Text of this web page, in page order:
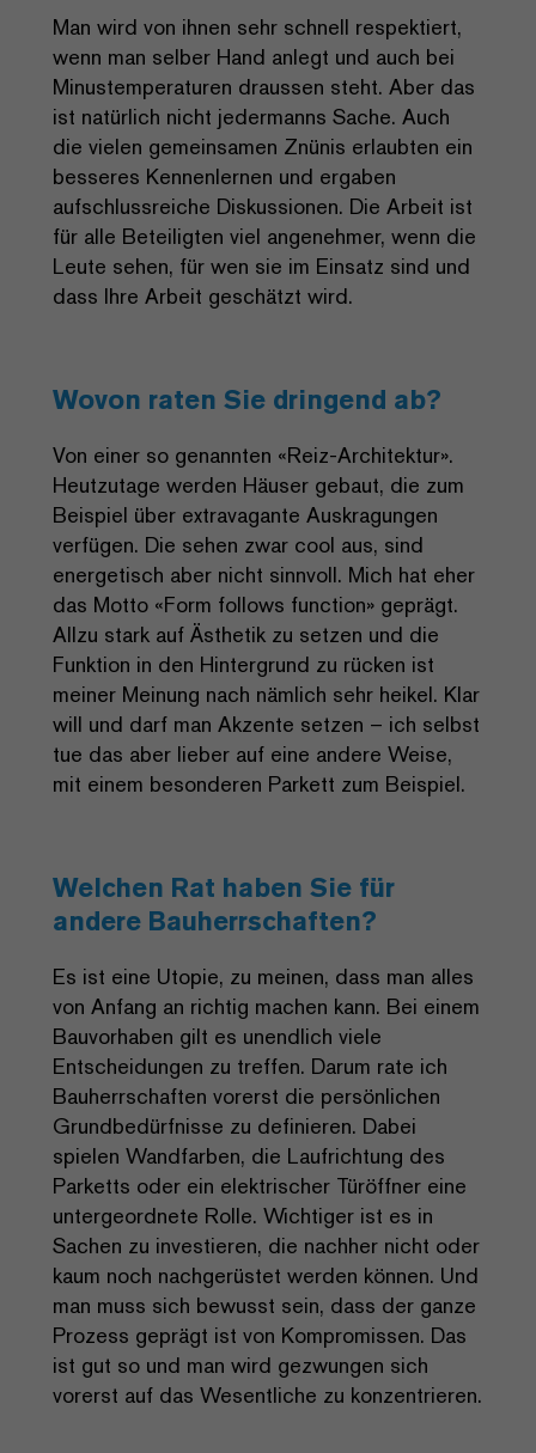
Man wird von ihnen sehr schnell respektiert,
wenn man selber Hand anlegt und auch bei
Minustemperaturen draussen steht. Aber das
ist natürlich nicht jedermanns Sache. Auch
die vielen gemeinsamen Znünis erlaubten ein
besseres Kennenlernen und ergaben
aufschlussreiche Diskussionen. Die Arbeit ist
für alle Beteiligten viel angenehmer, wenn die
Leute sehen, für wen sie im Einsatz sind und
dass Ihre Arbeit geschätzt wird.
Wovon raten Sie dringend ab?
Von einer so genannten «Reiz-Architektur».
Heutzutage werden Häuser gebaut, die zum
Beispiel über extravagante Auskragungen
verfügen. Die sehen zwar cool aus, sind
energetisch aber nicht sinnvoll. Mich hat eher
das Motto «Form follows function» geprägt.
Allzu stark auf Ästhetik zu setzen und die
Funktion in den Hintergrund zu rücken ist
meiner Meinung nach nämlich sehr heikel. Klar
will und darf man Akzente setzen – ich selbst
tue das aber lieber auf eine andere Weise,
mit einem besonderen Parkett zum Beispiel.
Welchen Rat haben Sie für
andere Bauherrschaften?
Es ist eine Utopie, zu meinen, dass man alles
von Anfang an richtig machen kann. Bei einem
Bauvorhaben gilt es unendlich viele
Entscheidungen zu treffen. Darum rate ich
Bauherrschaften vorerst die persönlichen
Grundbedürfnisse zu definieren. Dabei
spielen Wandfarben, die Laufrichtung des
Parketts oder ein elektrischer Türöffner eine
untergeordnete Rolle. Wichtiger ist es in
Sachen zu investieren, die nachher nicht oder
kaum noch nachgerüstet werden können. Und
man muss sich bewusst sein, dass der ganze
Prozess geprägt ist von Kompromissen. Das
ist gut so und man wird gezwungen sich
vorerst auf das Wesentliche zu konzentrieren.